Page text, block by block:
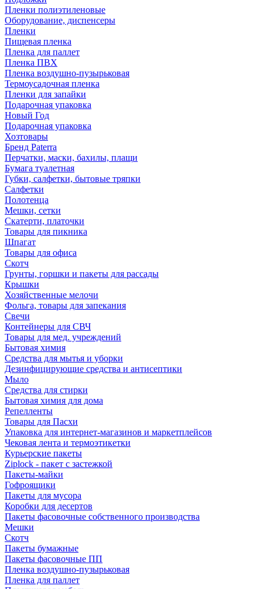
Пленки полиэтиленовые
Оборудование, диспенсеры
Пленки
Пищевая пленка
Пленка для паллет
Пленка ПВХ
Пленка воздушно-пузырьковая
Термоусадочная пленка
Пленки для запайки
Подарочная упаковка
Новый Год
Подарочная упаковка
Хозтовары
Бренд Paterra
Перчатки, маски, бахилы, плащи
Бумага туалетная
Губки, салфетки, бытовые тряпки
Салфетки
Полотенца
Мешки, сетки
Скатерти, платочки
Товары для пикника
Шпагат
Товары для офиса
Скотч
Грунты, горшки и пакеты для рассады
Крышки
Хозяйственные мелочи
Фольга, товары для запекания
Свечи
Контейнеры для СВЧ
Товары для мед. учреждений
Бытовая химия
Средства для мытья и уборки
Дезинфицирующие средства и антисептики
Мыло
Средства для стирки
Бытовая химия для дома
Репелленты
Товары для Пасхи
Упаковка для интернет-магазинов и маркетплейсов
Чековая лента и термоэтикетки
Курьерские пакеты
Ziplock - пакет с застежкой
Пакеты-майки
Гофроящики
Пакеты для мусора
Коробки для десертов
Пакеты фасовочные собственного производства
Мешки
Скотч
Пакеты бумажные
Пакеты фасовочные ПП
Пленка воздушно-пузырьковая
Пленка для паллет